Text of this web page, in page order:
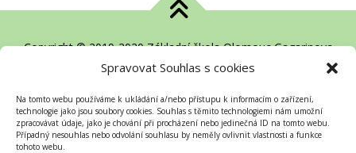
Spravovat Souhlas s cookies
Na tomto webu používáme k ukládání a/nebo přístupu k informacím o zařízení,
technologie jako jsou soubory cookies. Souhlas s těmito technologiemi nám umožní
zpracovávat údaje, jako je chování při procházení nebo jedinečná ID na tomto webu.
Případný nesouhlas nebo odvolání souhlasu by neměly ovlivnit vlastnosti a funkce
tohoto webu.
Copyright © 2019-2020 Základní škola Olomouc Gagarinova